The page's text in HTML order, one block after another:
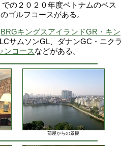
の２０２０年度ベトナムのベス
ゴルフコースがある。
BRGキングスアイランドGR・キン
サムソンGL、ダナンGC・ニクラ
ンコースなどがある。
部屋からの景観